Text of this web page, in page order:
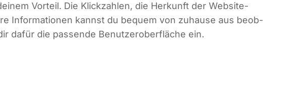
Vor­teil. Die Klick­zah­len, die Her­kunft der Web­site-
Infor­ma­tio­nen kannst du bequem von zuhau­se aus beob­
dafür die pas­sen­de Benut­zer­ober­flä­che ein.